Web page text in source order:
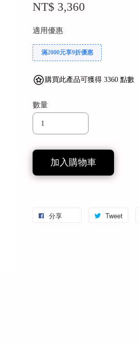
NT$ 3,360
適用優惠
滿2000元享9折優惠
購買此產品可獲得 3360 點數
數量
加入購物車
分享 Tweet